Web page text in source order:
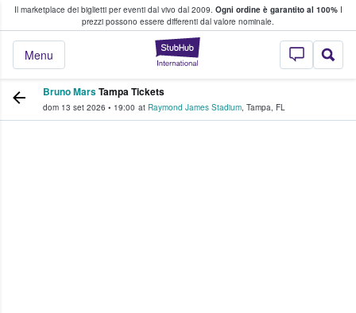
Il marketplace dei biglietti per eventi dal vivo dal 2009. Ogni ordine è garantito al 100%I
prezzi possono essere differenti dal valore nominale.
StubHub - Dove
Menu
fan comprano e vendono biglietti
Bruno MarsTampa Tickets
dom 13 set 2026 • 19:00 at Raymond James Stadium, Tampa, FL